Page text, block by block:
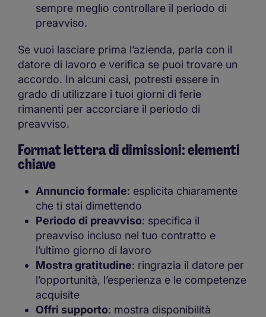
sempre meglio controllare il periodo di
preavviso.
Se vuoi lasciare prima l’azienda, parla con il
datore di lavoro e verifica se puoi trovare un
accordo. In alcuni casi, potresti essere in
grado di utilizzare i tuoi giorni di ferie
rimanenti per accorciare il periodo di
preavviso.
Format lettera di dimissioni: elementi
chiave
Annuncio formale: esplicita chiaramente
che ti stai dimettendo
Periodo di preavviso: specifica il
preavviso incluso nel tuo contratto e
l’ultimo giorno di lavoro
Mostra gratitudine: ringrazia il datore per
l’opportunità, l’esperienza e le competenze
acquisite
Offri supporto: mostra disponibilità